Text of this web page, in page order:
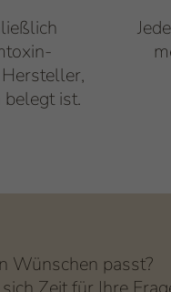
belegt ist.
Wünschen passt?